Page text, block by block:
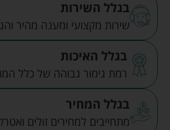
בגלל השירות
שירות מקצועי ומענה מהיר
בגלל האיכות
רמת גימור גבוהה של כלל
בגלל המחיר
מתחייבים למחירים זולים